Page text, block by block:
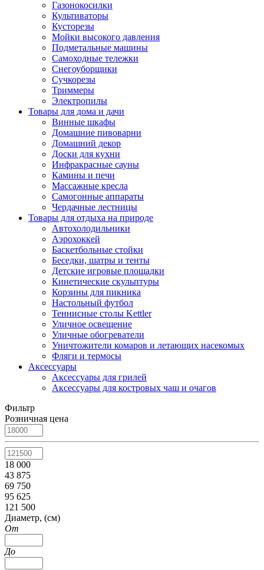
Газонокосилки
Культиваторы
Кусторезы
Мойки высокого давления
Подметальные машины
Самоходные тележки
Снегоуборщики
Сучкорезы
Триммеры
Электропилы
Товары для дома и дачи
Винные шкафы
Домашние пивоварни
Домашний декор
Доски для кухни
Инфракрасные сауны
Камины и печи
Массажные кресла
Самогонные аппараты
Чердачные лестницы
Товары для отдыха на природе
Автохолодильники
Аэрохоккей
Баскетбольные стойки
Беседки, шатры и тенты
Детские игровые площадки
Кинетические скульптуры
Корзины для пикника
Настольный футбол
Теннисные столы Kettler
Уличное освещение
Уличные обогреватели
Уничтожители комаров и летающих насекомых
Фляги и термосы
Аксессуары
Аксессуары для грилей
Аксессуары для костровых чаш и очагов
Фильтр
Розничная цена
18 000
43 875
69 750
95 625
121 500
Диаметр, (см)
От
До